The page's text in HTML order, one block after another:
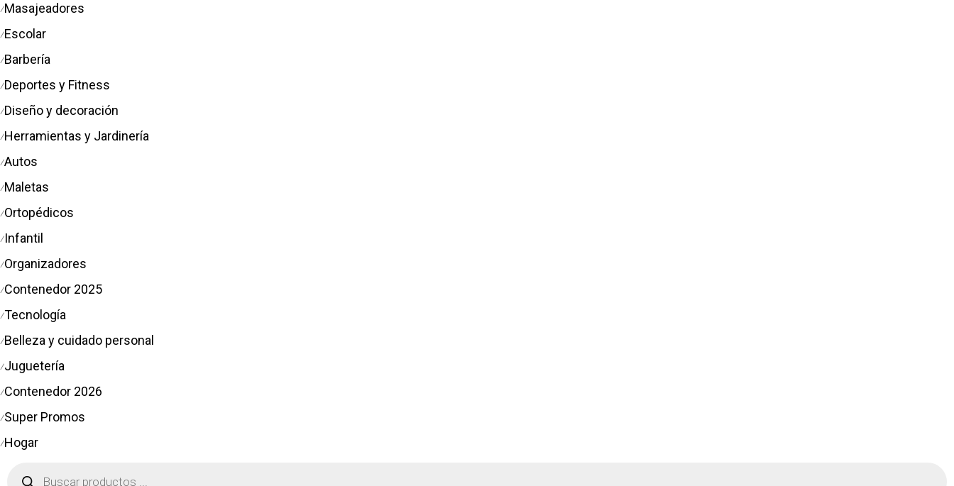
⁄Masajeadores
⁄Escolar
⁄Barbería
⁄Deportes y Fitness
⁄Diseño y decoración
⁄Herramientas y Jardinería
⁄Autos
⁄Maletas
⁄Ortopédicos
⁄Infantil
⁄Organizadores
⁄Contenedor 2025
⁄Tecnología
⁄Belleza y cuidado personal
⁄Juguetería
⁄Contenedor 2026
⁄Super Promos
⁄Hogar